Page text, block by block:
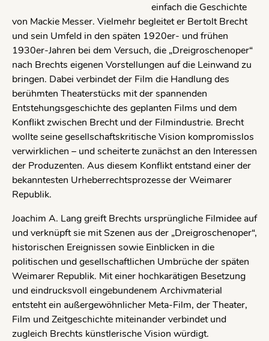
einfach die Geschichte
von Mackie Messer. Vielmehr begleitet er Bertolt Brecht
und sein Umfeld in den späten 1920er- und frühen
1930er-Jahren bei dem Versuch, die „Dreigroschenoper“
nach Brechts eigenen Vorstellungen auf die Leinwand zu
bringen. Dabei verbindet der Film die Handlung des
berühmten Theaterstücks mit der spannenden
Entstehungsgeschichte des geplanten Films und dem
Konflikt zwischen Brecht und der Filmindustrie. Brecht
wollte seine gesellschaftskritische Vision kompromisslos
verwirklichen – und scheiterte zunächst an den Interessen
der Produzenten. Aus diesem Konflikt entstand einer der
bekanntesten Urheberrechtsprozesse der Weimarer
Republik.
Joachim A. Lang greift Brechts ursprüngliche Filmidee auf
und verknüpft sie mit Szenen aus der „Dreigroschenoper“,
historischen Ereignissen sowie Einblicken in die
politischen und gesellschaftlichen Umbrüche der späten
Weimarer Republik. Mit einer hochkarätigen Besetzung
und eindrucksvoll eingebundenem Archivmaterial
entsteht ein außergewöhnlicher Meta-Film, der Theater,
Film und Zeitgeschichte miteinander verbindet und
zugleich Brechts künstlerische Vision würdigt.